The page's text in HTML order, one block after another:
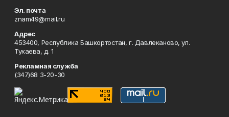
Эл. почта
znam49@mail.ru
Адрес
453400, Республика Башкортостан, г. Давлеканово, ул.
Тукаева, д. 1
Рекламная служба
(347)68 3-20-30